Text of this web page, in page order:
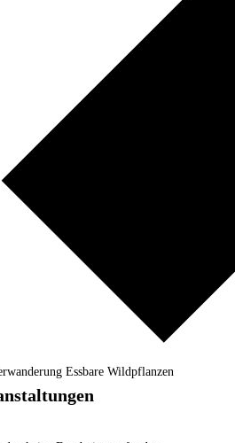
Essbare Wildpflanzen